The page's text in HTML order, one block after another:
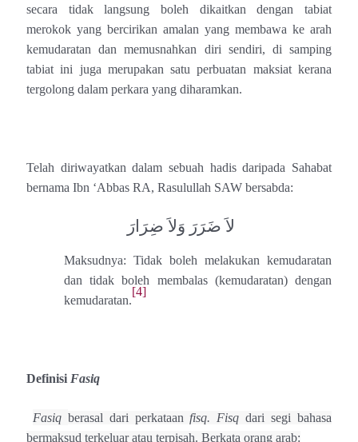
secara tidak langsung boleh dikaitkan dengan tabiat
merokok yang bercirikan amalan yang membawa ke arah
kemudaratan dan memusnahkan diri sendiri, di samping
tabiat ini juga merupakan satu perbuatan maksiat kerana
tergolong dalam perkara yang diharamkan.
Telah diriwayatkan dalam sebuah hadis daripada Sahabat
bernama Ibn ‘Abbas RA, Rasulullah SAW bersabda:
لاَ ضَرَرَ وَلاَ ضِرَارَ ‏
Maksudnya: Tidak boleh melakukan kemudaratan
dan tidak boleh membalas (kemudaratan) dengan
kemudaratan.
[4]
Definisi Fasiq
Fasiq berasal dari perkataan fisq. Fisqdari segi bahasa
bermaksud terkeluar atau terpisah. Berkata orang arab: